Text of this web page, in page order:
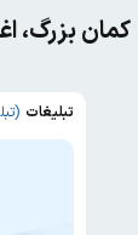
کمان بزرگ،
تبلیغات